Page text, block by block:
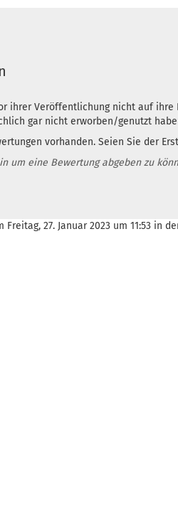
ihrer Veröffentlichung nicht auf
gar nicht erworben/genutzt
vorhanden. Seien Sie der
um eine Bewertung abgeben zu
27. Januar 2023 um 11:53 in